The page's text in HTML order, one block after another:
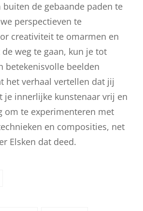
de gebaande paden te
perspectieven te
creativiteit te omarmen en
de weg te gaan, kun je tot
betekenisvolle beelden
het verhaal vertellen dat jij
je innerlijke kunstenaar vrij en
om te experimenteren met
en composities, net
Elsken dat deed.